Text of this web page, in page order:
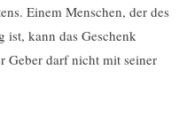
Einem Menschen, der des
ist, kann das Geschenk
Geber darf nicht mit seiner